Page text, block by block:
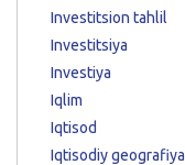
Investitsion tahlil
Investitsiya
Investiya
Iqlim
Iqtisod
Iqtisodiy geografiya